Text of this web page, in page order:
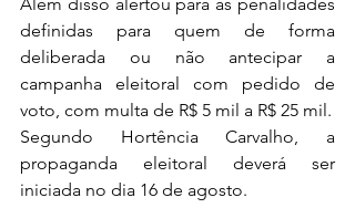
Além disso alertou para as penalidades
definidas para quem de forma
deliberada ou não antecipar a
campanha eleitoral com pedido de
voto, com multa de R$ 5 mil a R$ 25 mil.
Segundo Hortência Carvalho, a
propaganda eleitoral deverá ser
iniciada no dia 16 de agosto.